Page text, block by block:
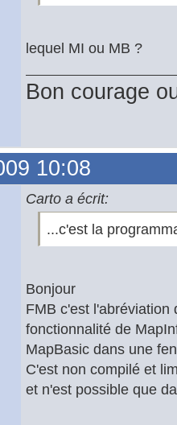
lequel MI ou MB ?
Bon courage
10:08
Carto a écrit:
...c'est la
Bonjour
FMB c'est l'abréviation
fonctionnalité de
MapBasic dans une
C'est non compilé et
et n'est possible que